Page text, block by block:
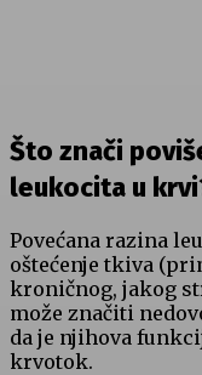
Što znači
leukocita u
Povećana razina
oštećenje tkiva
kroničnog, jakog
može značiti
da je njihova
krvotok.